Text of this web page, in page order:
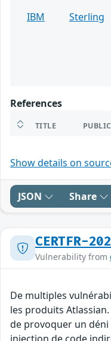
IBM
Sterling
References
TITLE
Show details on
JSON Share
CERTFR-
Vulnerability from
De multiples
les produits
de provoquer un déni